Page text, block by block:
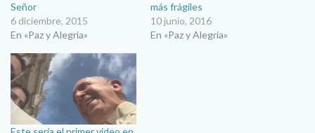
Señor
6 diciembre, 2015
En «Paz y Alegría»
más frágiles
10 junio, 2016
En «Paz y Alegría»